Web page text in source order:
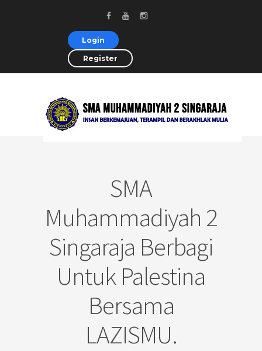
Login
Register
SMA
Muhammadiyah 2
Singaraja Berbagi
Untuk Palestina
Bersama
LAZISMU.